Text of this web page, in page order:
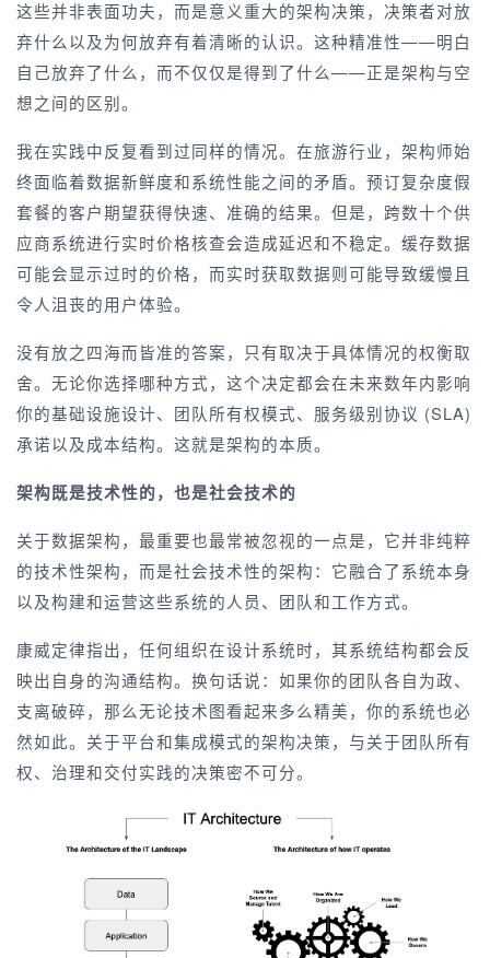
这些并非表面功夫，而是意义重大的架构决策，决策者对放
弃什么以及为何放弃有着清晰的认识。这种精准性——明白
自己放弃了什么，而不仅仅是得到了什么——正是架构与空
想之间的区别。
我在实践中反复看到过同样的情况。在旅游行业，架构师始
终面临着数据新鲜度和系统性能之间的矛盾。预订复杂度假
套餐的客户期望获得快速、准确的结果。但是，跨数十个供
应商系统进行实时价格核查会造成延迟和不稳定。缓存数据
可能会显示过时的价格，而实时获取数据则可能导致缓慢且
令人沮丧的用户体验。
没有放之四海而皆准的答案，只有取决于具体情况的权衡取
舍。无论你选择哪种方式，这个决定都会在未来数年内影响
你的基础设施设计、团队所有权模式、服务级别协议 (SLA)
承诺以及成本结构。这就是架构的本质。
架构既是技术性的，也是社会技术的
关于数据架构，最重要也最常被忽视的一点是，它并非纯粹
的技术性架构，而是社会技术性的架构：它融合了系统本身
以及构建和运营这些系统的人员、团队和工作方式。
康威定律指出，任何组织在设计系统时，其系统结构都会反
映出自身的沟通结构。换句话说：如果你的团队各自为政、
支离破碎，那么无论技术图看起来多么精美，你的系统也必
然如此。关于平台和集成模式的架构决策，与关于团队所有
权、治理和交付实践的决策密不可分。